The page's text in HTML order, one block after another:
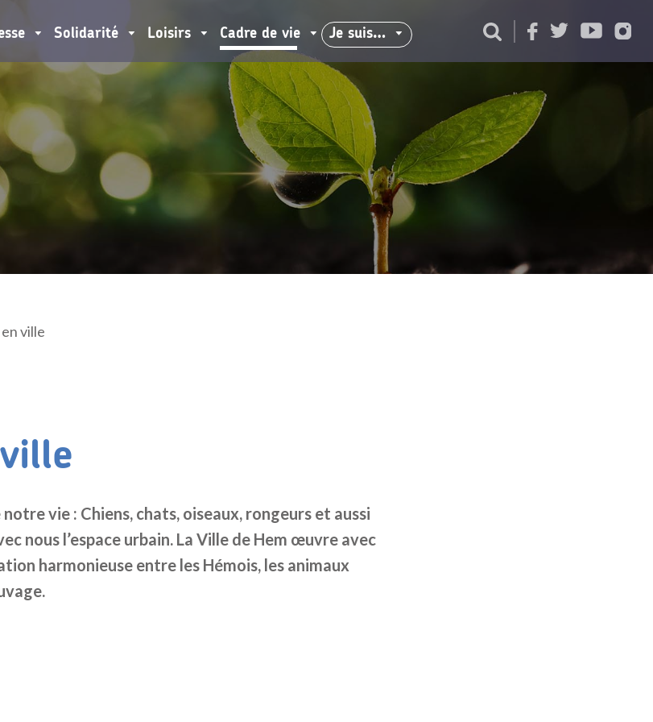
Solidarité Loisirs Cadre de vie Je suis…
ville
vie : Chiens, chats, oiseaux, rongeurs et aussi
nous l’espace urbain. La Ville de Hem œuvre avec
harmonieuse entre les Hémois, les animaux